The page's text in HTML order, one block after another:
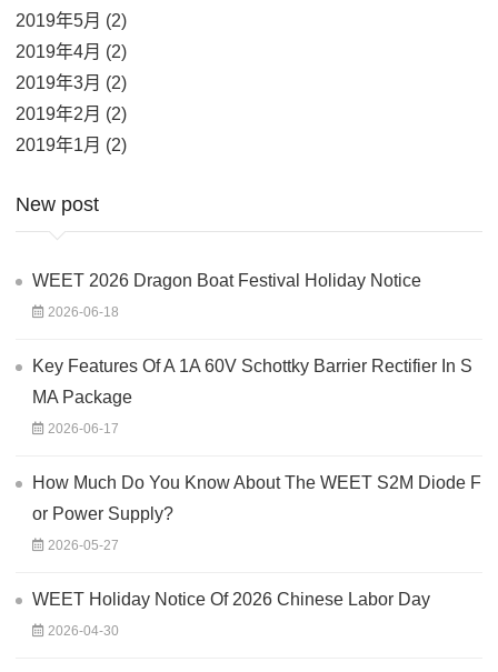
2019年5月 (2)
2019年4月 (2)
2019年3月 (2)
2019年2月 (2)
2019年1月 (2)
New post
WEET 2026 Dragon Boat Festival Holiday Notice
2026-06-18
Key Features Of A 1A 60V Schottky Barrier Rectifier In S
MA Package
2026-06-17
How Much Do You Know About The WEET S2M Diode F
or Power Supply?
2026-05-27
WEET Holiday Notice Of 2026 Chinese Labor Day
2026-04-30